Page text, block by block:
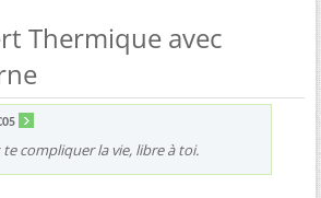
Thermique avec
compliquer la vie, libre à toi.